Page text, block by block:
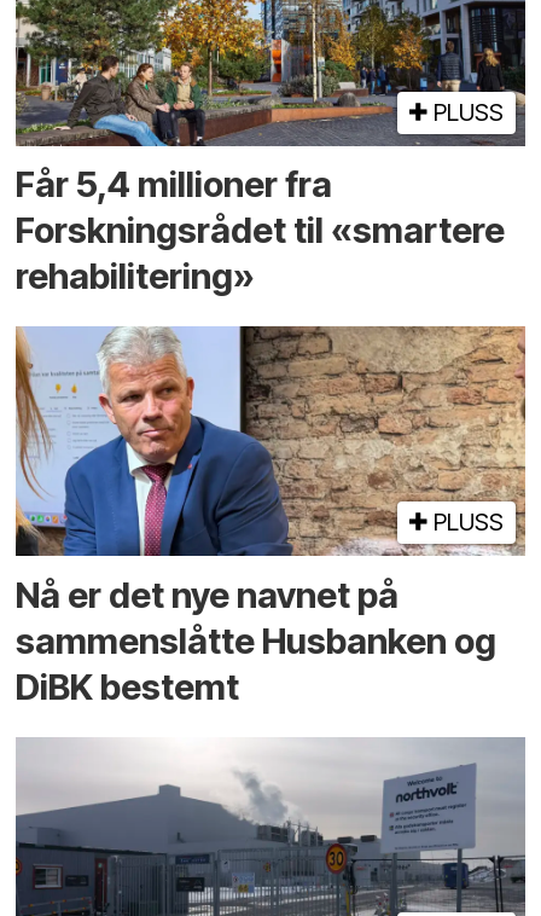
PLUSS
Får 5,4 millioner fra
Forskningsrådet til «smartere
rehabilitering»
PLUSS
Nå er det nye navnet på
sammenslåtte Husbanken og
DiBK bestemt